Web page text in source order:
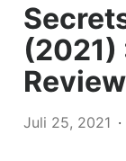
(2021)
Review
Juli 25, 2021